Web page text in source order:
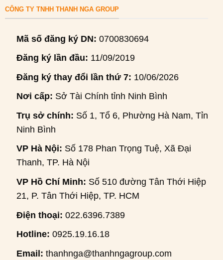
CÔNG TY TNHH THANH NGA GROUP
Mã số đăng ký DN: 0700830694
Đăng ký lần đầu: 11/09/2019
Đăng ký thay đổi lần thứ 7: 10/06/2026
Nơi cấp: Sở Tài Chính tỉnh Ninh Bình
Trụ sở chính: Số 1, Tổ 6, Phường Hà Nam, Tỉnh
Ninh Bình
VP Hà Nội: Số 178 Phan Trọng Tuệ, Xã Đại
Thanh, TP. Hà Nội
VP Hồ Chí Minh: Số 510 đường Tân Thới Hiệp
21, P. Tân Thới Hiệp, TP. HCM
Điện thoại: 022.6396.7389
Hotline: 0925.19.16.18
Email: thanhnga@thanhngagroup.com